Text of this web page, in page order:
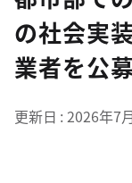
の社会実
業者を公
更新日 2026年7